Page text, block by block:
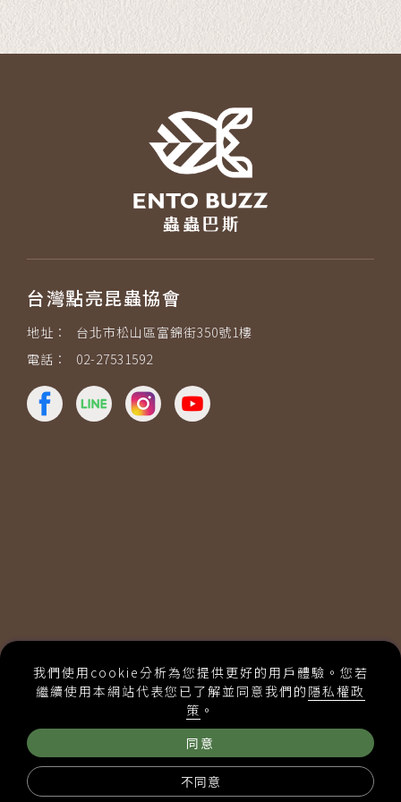
我們使用cookie分析為您提供更好的用戶體驗。您若
繼續使用本網站代表您已了解並同意我們的 隱私權政
策 。
同意
不同意
台灣點亮昆蟲協會
地址：
台北市松山區富錦街350號1樓
電話：
02-27531592
隱私權政策
購物說明
建議使用Chrome、Firefox、 Safari最新版本瀏覽
採用全球最先進SSL 256bit 傳輸加密機制
Designed by 米洛
最新課表